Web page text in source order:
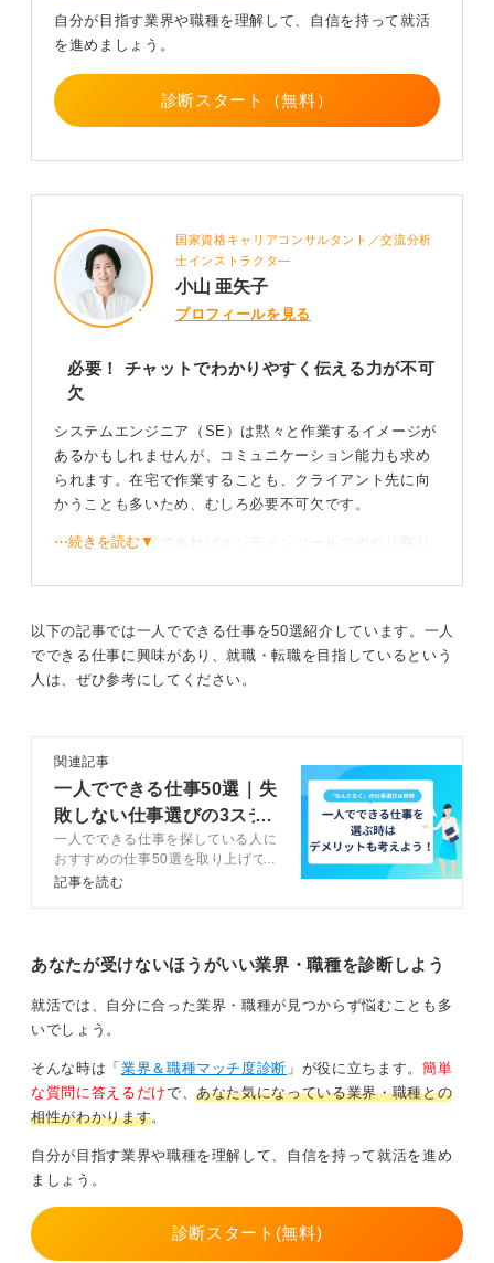
背景や意図を的確に伝えよう
し、連絡をする際に背景や意図をきちんと伝えるのが効
果的です。言葉足らずにならないよう、相手に理解して
りやすく、理解に差がなくやり取りできるかを学んでみ
0
自分が目指す業界や職種を理解して、自信を持って就活
を進めましょう。
診断スタート（無料）
国家資格キャリアコンサルタント／交流分析
士インストラクタ―
小山 亜矢子
プロフィールを見る
必要！ チャットでわかりやすく伝える力が不可
欠
システムエンジニア（SE）は黙々と作業するイメージが
あるかもしれませんが、コミュニケーション能力も求め
られます。在宅で作業することも、クライアント先に向
かうことも多いため、むしろ必要不可欠です。
たとえば、在宅であればオンラインツールでのやり取り
も多いです。
テキストベースでの会話では誤解が生じる場面も多々あ
るため、心地よいコミュニケーションを目指す姿勢がよ
りいっそう求められます。
済ませずに短くても返信をする、といった工夫をしまし
ょう。
コミュニケーション能力の高い人を真似よう！
コミュニケーションに自信がない人は、まずは友人との
ど、行動を起こしましょう。相手を気遣う姿勢は、きっ
とチャットコミュニケーションにも活きるはずです。
0
⋯続きを読む▼
以下の記事では一人でできる仕事を50選紹介しています。一人
でできる仕事に興味があり、就職・転職を目指しているという
人は、ぜひ参考にしてください。
関連記事
一人でできる仕事50選｜失
敗しない仕事選びの3ステ
ップも解説！
一人でできる仕事を探している人に
おすすめの仕事50選を取り上げて
います。また、キャリアコンサルタ
さいね。
記事を読む
あなたが受けないほうがいい業界・職種を診断しよう
就活では、自分に合った業界・職種が見つからず悩むことも多
いでしょう。
そんな時は「 業界＆職種マッチ度診断 」が役に立ちます。 簡単
な質問に答えるだけで、あなた気になっている業界・職種との
相性がわかります。
自分が目指す業界や職種を理解して、自信を持って就活を進め
ましょう。
診断スタート(無料)